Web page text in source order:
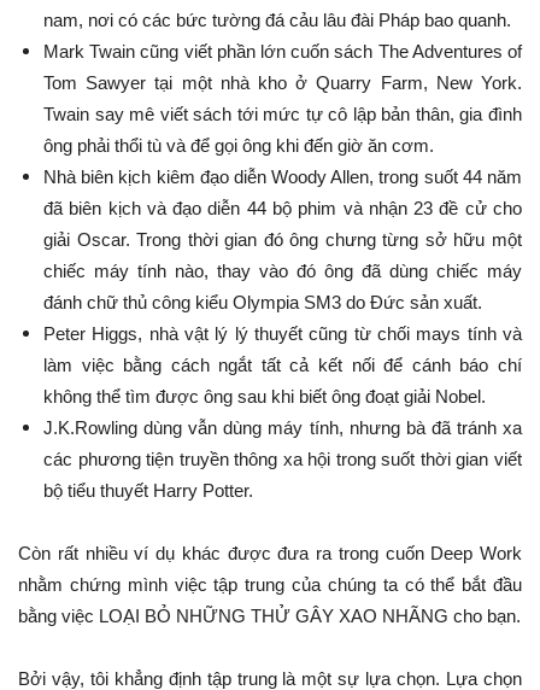
nam, nơi có các bức tường đá cảu lâu đài Pháp bao quanh.
Mark Twain cũng viết phần lớn cuốn sách The Adventures of
Tom Sawyer tại một nhà kho ở Quarry Farm, New York.
Twain say mê viết sách tới mức tự cô lập bản thân, gia đình
ông phải thổi tù và để gọi ông khi đến giờ ăn cơm.
Nhà biên kịch kiêm đạo diễn Woody Allen, trong suốt 44 năm
đã biên kịch và đạo diễn 44 bộ phim và nhận 23 đề cử cho
giải Oscar. Trong thời gian đó ông chưng từng sở hữu một
chiếc máy tính nào, thay vào đó ông đã dùng chiếc máy
đánh chữ thủ công kiểu Olympia SM3 do Đức sản xuất.
Peter Higgs, nhà vật lý lý thuyết cũng từ chối mays tính và
làm việc bằng cách ngắt tất cả kết nối để cánh báo chí
không thể tìm được ông sau khi biết ông đoạt giải Nobel.
J.K.Rowling dùng vẫn dùng máy tính, nhưng bà đã tránh xa
các phương tiện truyền thông xa hội trong suốt thời gian viết
bộ tiểu thuyết Harry Potter.
Còn rất nhiều ví dụ khác được đưa ra trong cuốn Deep Work
nhằm chứng mình việc tập trung của chúng ta có thể bắt đầu
bằng việc LOẠI BỎ NHỮNG THỬ GÂY XAO NHÃNG cho bạn.
Bởi vậy, tôi khẳng định tập trung là một sự lựa chọn. Lựa chọn